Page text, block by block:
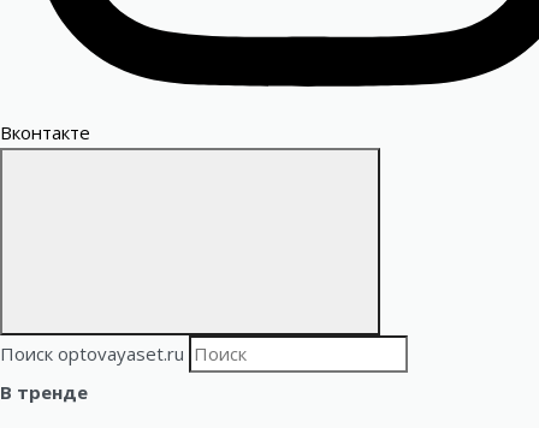
Вконтакте
Поиск optovayaset.ru
В тренде